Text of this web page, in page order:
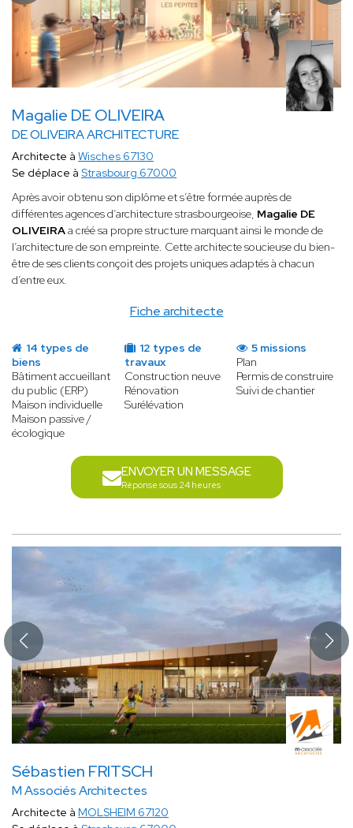
Magalie DE OLIVEIRA
DE OLIVEIRA ARCHITECTURE
Fiche architecte
Architecte à Wisches 67130
Se déplace à Strasbourg 67000
Après avoir obtenu son diplôme et s’être formée auprès de
différentes agences d’architecture strasbourgeoise, Magalie DE
OLIVEIRAa créé sa propre structure marquant ainsi le monde de
l’architecture de son empreinte. Cette architecte soucieuse du bien-
être de ses clients conçoit des projets uniques adaptés à chacun
d’entre eux.
14 types de
biens
Bâtiment accueillant
du public (ERP)
Maison individuelle
Maison passive /
écologique
12 types de
travaux
Construction neuve
Rénovation
Surélévation
5 missions
Plan
Permis de construire
Suivi de chantier
ENVOYER UN MESSAGE
Réponse sous 24 heures
Sébastien FRITSCH
M Associés Architectes
Architecte à MOLSHEIM 67120